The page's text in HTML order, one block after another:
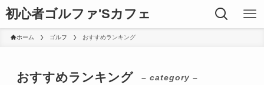
初心者ゴルファ'Sカフェ
ホーム ゴルフ おすすめランキング
おすすめランキング – category –